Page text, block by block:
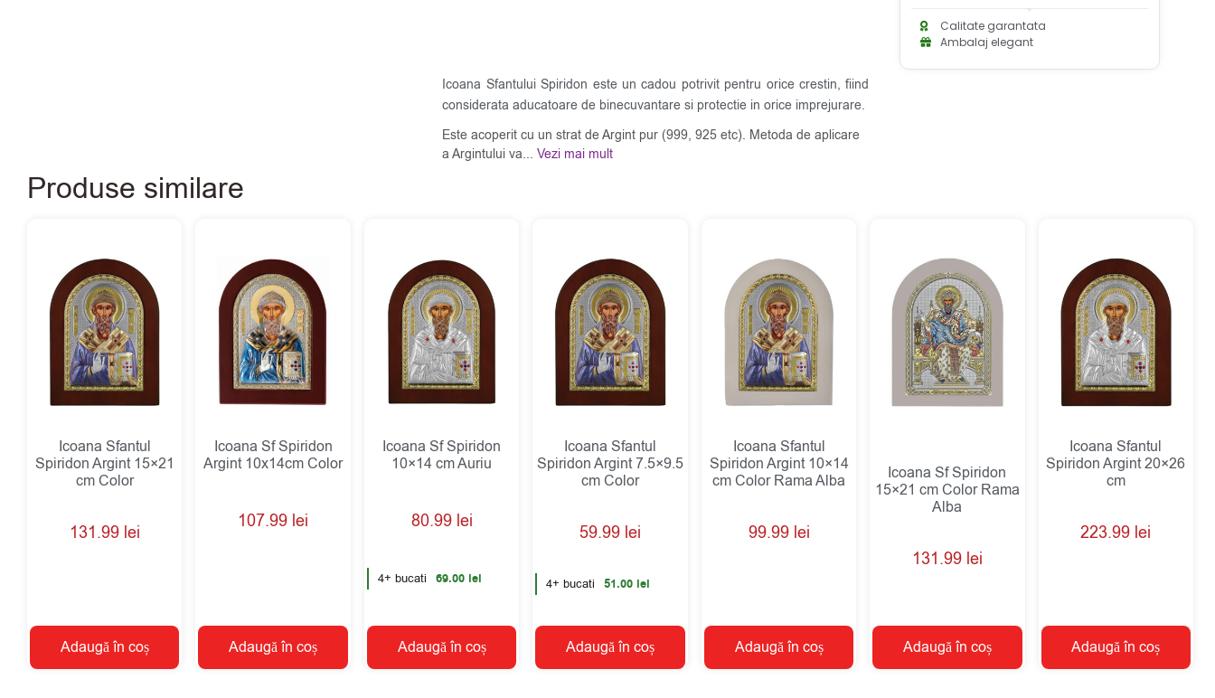
Calitate garantata
Ambalaj elegant
Icoana Sfantului Spiridon este un cadou potrivit pentru orice crestin, fiind
considerata aducatoare de binecuvantare si protectie in orice imprejurare.
Este acoperit cu un strat de Argint pur (999, 925 etc). Metoda de aplicare
a Argintului va...Vezi mai mult
Produse similare
Icoana Sfantul
Spiridon Argint 15×21
cm Color
131.99 lei
Adaugă în coș
Icoana Sf Spiridon
Argint 10x14cm Color
107.99 lei
Adaugă în coș
Icoana Sf Spiridon
10×14 cm Auriu
80.99 lei
4+ bucati 69.00 lei
Adaugă în coș
Icoana Sfantul
Spiridon Argint 7.5×9.5
cm Color
59.99 lei
4+ bucati 51.00 lei
Adaugă în coș
Icoana Sfantul
Spiridon Argint 10×14
cm Color Rama Alba
99.99 lei
Adaugă în coș
Icoana Sf Spiridon
15×21 cm Color Rama
Alba
131.99 lei
Adaugă în coș
Icoana Sfantul
Spiridon Argint 20×26
cm
223.99 lei
Adaugă în coș